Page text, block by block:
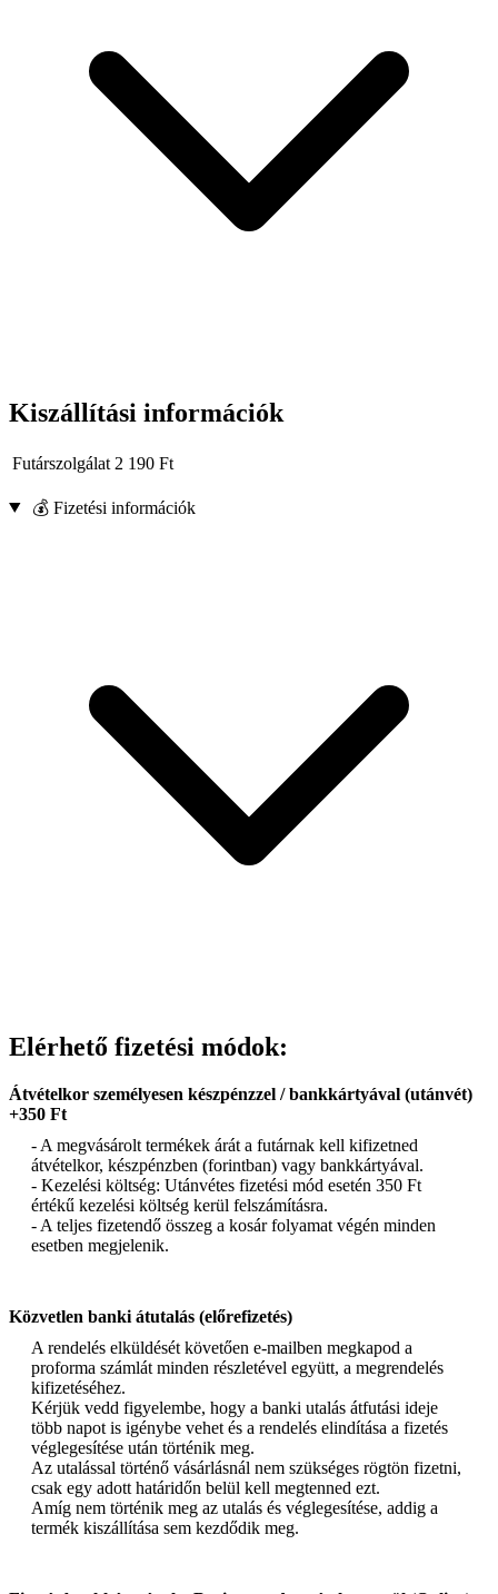
különböző méretű rugókhoz. A rugóösszehúzó egyszerűen
telepíthető és használható, és 19 mm-es kulccsal működik.
Fontos megjegyzés:
Ez a rugóösszehúzó nem alkalmas SUV-khoz, terepjárókhoz,
tehergépkocsikhoz és kishaszongépkocsikhoz.
Kiszállítási információk
Futárszolgálat 2 190 Ft
💰 Fizetési információk
Elérhető fizetési módok:
Átvételkor személyesen készpénzzel / bankkártyával (utánvét)
+350 Ft
- A megvásárolt termékek árát a futárnak kell kifizetned
átvételkor, készpénzben (forintban) vagy bankkártyával.
- Kezelési költség: Utánvétes fizetési mód esetén 350 Ft
értékű kezelési költség kerül felszámításra.
- A teljes fizetendő összeg a kosár folyamat végén minden
esetben megjelenik.
Közvetlen banki átutalás (előrefizetés)
A rendelés elküldését követően e-mailben megkapod a
proforma számlát minden részletével együtt, a megrendelés
kifizetéséhez.
Kérjük vedd figyelembe, hogy a banki utalás átfutási ideje
több napot is igénybe vehet és a rendelés elindítása a fizetés
véglegesítése után történik meg.
Az utalással történő vásárlásnál nem szükséges rögtön fizetni,
csak egy adott határidőn belül kell megtenned ezt.
Amíg nem történik meg az utalás és véglegesítése, addig a
termék kiszállítása sem kezdődik meg.